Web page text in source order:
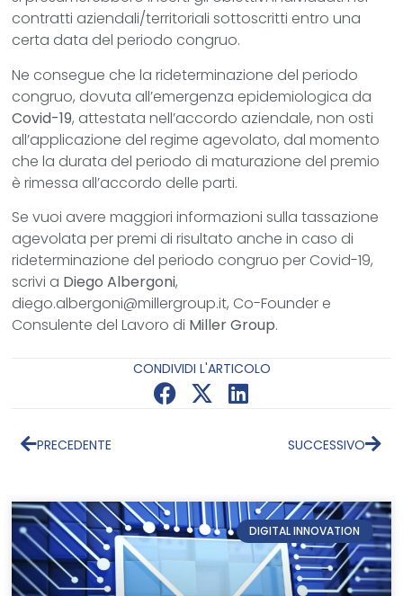
contratti aziendali/territoriali sottoscritti entro una
certa data del periodo congruo.
Ne consegue che la rideterminazione del periodo
congruo, dovuta all’emergenza epidemiologica da
Covid-19, attestata nell’accordo aziendale, non osti
all’applicazione del regime agevolato, dal momento
che la durata del periodo di maturazione del premio
è rimessa all’accordo delle parti.
Se vuoi avere maggiori informazioni sulla tassazione
agevolata per premi di risultato anche in caso di
rideterminazione del periodo congruo per Covid-19,
scrivi a Diego Albergoni,
diego.albergoni@millergroup.it, Co-Founder e
Consulente del Lavoro di Miller Group.
CONDIVIDI L'ARTICOLO
PRECEDENTE SUCCESSIVO
DIGITAL INNOVATION